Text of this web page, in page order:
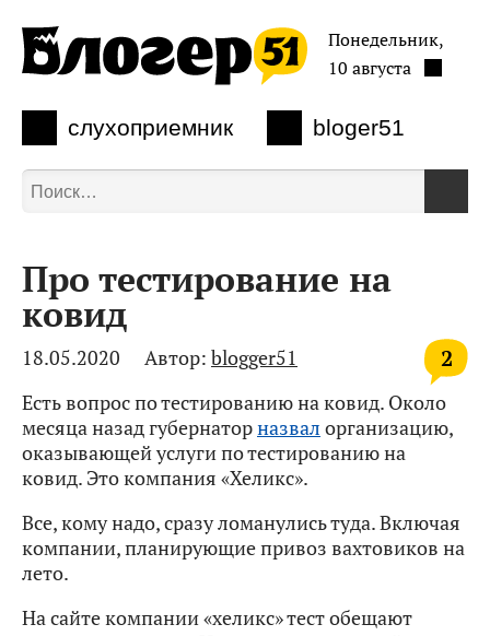
слухоприемник bloger51
Понедельник,
10 августа
Про тестирование на
ковид
2
18.05.2020 Автор: blogger51
Есть вопрос по тестированию на ковид. Около
месяца назад губернаторназвал организацию,
оказывающей услуги по тестированию на
ковид. Это компания «Хеликс».
Все, кому надо, сразу ломанулись туда. Включая
компании, планирующие привоз вахтовиков на
лето.
На сайте компании «хеликс» тест обещают